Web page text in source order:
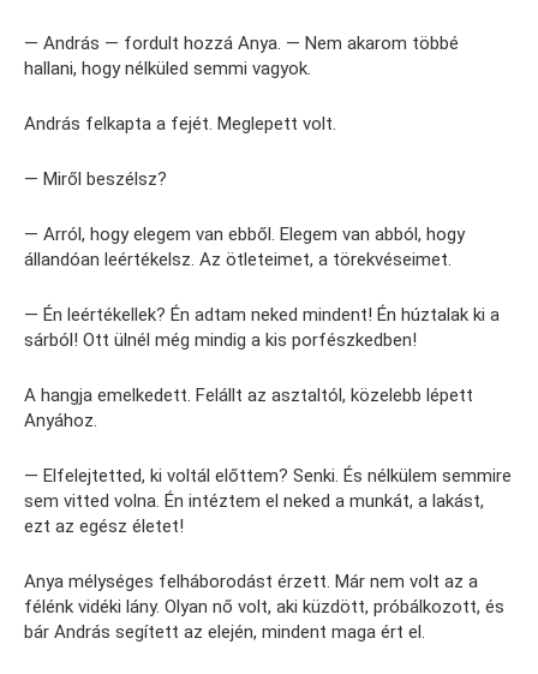
— András — fordult hozzá Anya. — Nem akarom többé
hallani, hogy nélküled semmi vagyok.
András felkapta a fejét. Meglepett volt.
— Miről beszélsz?
— Arról, hogy elegem van ebből. Elegem van abból, hogy
állandóan leértékelsz. Az ötleteimet, a törekvéseimet.
— Én leértékellek? Én adtam neked mindent! Én húztalak ki a
sárból! Ott ülnél még mindig a kis porfészkedben!
A hangja emelkedett. Felállt az asztaltól, közelebb lépett
Anyához.
— Elfelejtetted, ki voltál előttem? Senki. És nélkülem semmire
sem vitted volna. Én intéztem el neked a munkát, a lakást,
ezt az egész életet!
Anya mélységes felháborodást érzett. Már nem volt az a
félénk vidéki lány. Olyan nő volt, aki küzdött, próbálkozott, és
bár András segített az elején, mindent maga ért el.